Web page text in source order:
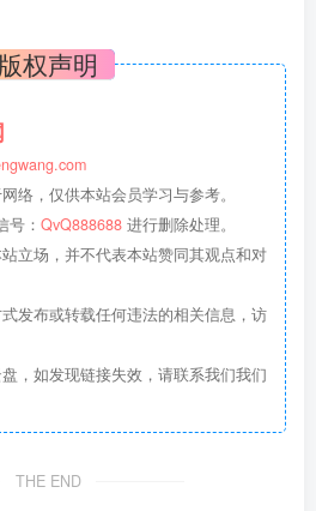
版权声明
络，仅供本站会员学习与参考。
号： QvQ888688 进行删除处理。
立场，并不代表本站赞同其观点和对
发布或转载任何违法的相关信息，访
，如发现链接失效，请联系我们我们
THE END